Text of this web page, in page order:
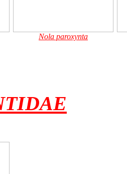
Nola paroxynta